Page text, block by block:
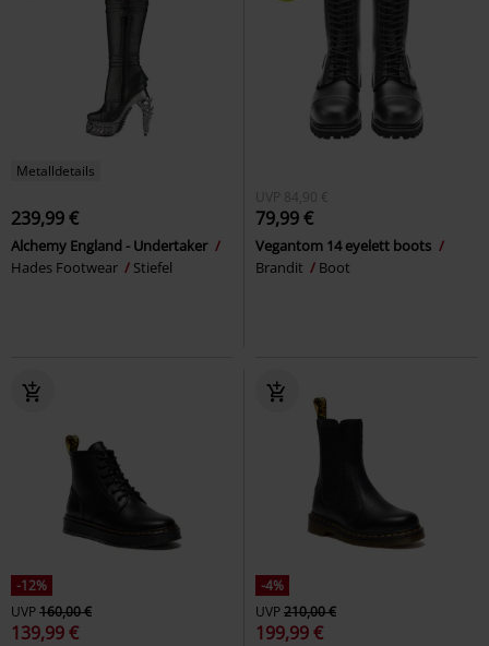
Metalldetails
239,99 €
Alchemy England - Undertaker
Hades Footwear
Stiefel
UVP 84,90 €
79,99 €
Vegantom 14 eyelett boots
Brandit
Boot
-12%
UVP160,00 €
139,99 €
-4%
UVP210,00 €
199,99 €